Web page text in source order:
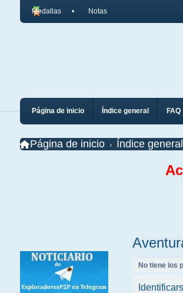
Medallas Notas
Página de inicio Índice general FAQ
Página de inicio Índice general
No tiene los